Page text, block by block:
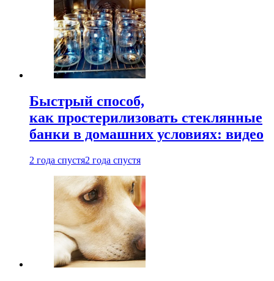
Быстрый способ,
как простерилизовать стеклянные
банки в домашних условиях: видео
2 года спустя2 года спустя